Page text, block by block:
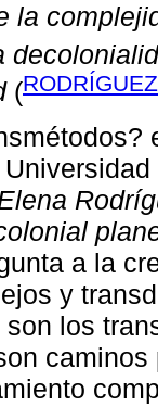
la
(
a la
y
los